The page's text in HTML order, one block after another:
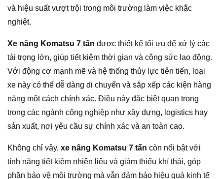
và hiệu suất vượt trội trong môi trường làm việc khắc
nghiệt.
Xe nâng Komatsu 7 tấn được thiết kế tối ưu để xử lý các
tải trọng lớn, giúp tiết kiệm thời gian và công sức lao động.
Với động cơ mạnh mẽ và hệ thống thủy lực tiên tiến, loại
xe này có thể dễ dàng di chuyển và sắp xếp các kiện hàng
nặng một cách chính xác. Điều này đặc biệt quan trọng
trong các ngành công nghiệp như xây dựng, logistics hay
sản xuất, nơi yêu cầu sự chính xác và an toàn cao.
Không chỉ vậy, xe nâng Komatsu 7 tấn còn nổi bật với
tính năng tiết kiệm nhiên liệu và giảm thiểu khí thải, góp
phần bảo vệ môi trường mà vẫn đảm bảo hiệu quả kinh tế